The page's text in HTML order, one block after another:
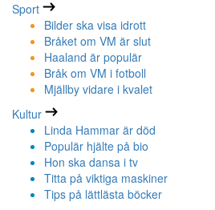
Sport
Bilder ska visa idrott
Bråket om VM är slut
Haaland är populär
Bråk om VM i fotboll
Mjällby vidare i kvalet
Kultur
Linda Hammar är död
Populär hjälte på bio
Hon ska dansa i tv
Titta på viktiga maskiner
Tips på lättlästa böcker